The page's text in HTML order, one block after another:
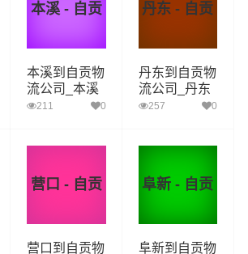
本溪 - 自贡
本溪到自贡物
流公司_本溪
到自贡货运_
211 0
丹东 - 自贡
丹东到自贡物
流公司_丹东
到自贡货运_
257 0
营口 - 自贡
营口到自贡物
阜新 - 自贡
阜新到自贡物